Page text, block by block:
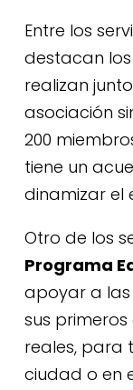
Entre los
destacan los
realizan
asociación
200
tiene un
dinamizar el
Otro de los
Programa
apoyar a
sus
reales, para
ciudad o en